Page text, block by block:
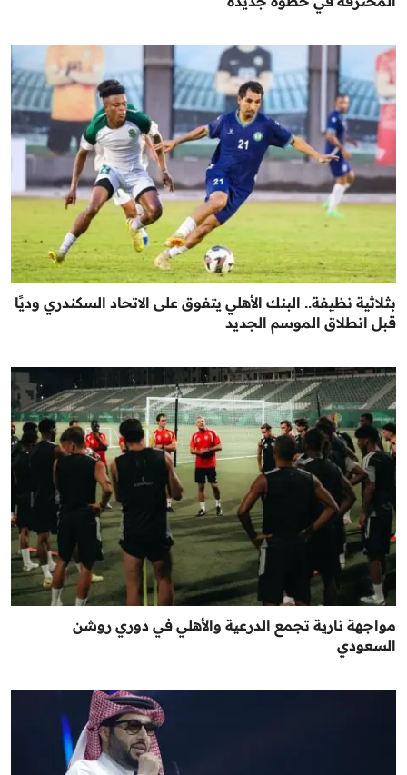
بثلاثية نظيفة.. البنك الأهلي يتفوق على الاتحاد السكندري وديًا
قبل انطلاق الموسم الجديد
مواجهة نارية تجمع الدرعية والأهلي في دوري روشن
السعودي